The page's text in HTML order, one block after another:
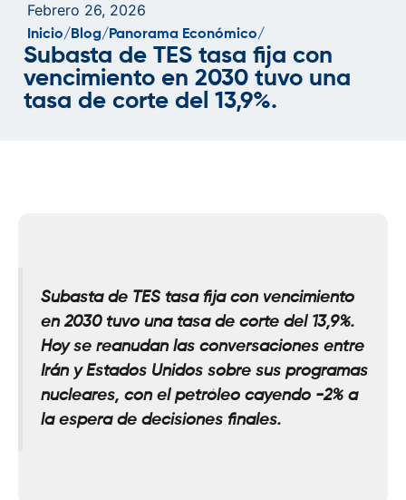
Febrero 26, 2026
Inicio/ Blog/ Panorama Económico/
Subasta de TES tasa fija con
vencimiento en 2030 tuvo una
tasa de corte del 13,9%.
Subasta de TES tasa fija con vencimiento
en 2030 tuvo una tasa de corte del 13,9%.
Hoy se reanudan las conversaciones entre
Irán y Estados Unidos sobre sus programas
nucleares, con el petróleo cayendo -2% a
la espera de decisiones finales.